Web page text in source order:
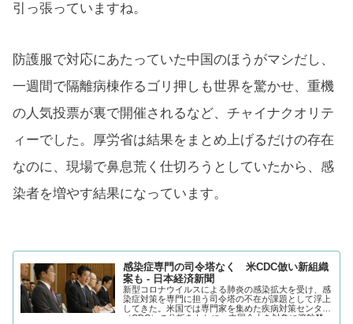
引っ張っていますね。
防護服で対応にあたっていた中国のほうがマシだし、
一週間で隔離病棟作るゴリ押しも世界を驚かせ、重機
の人気投票が裏で開催されるなど、チャイナクオリテ
ィーでした。厚労省は結果をまとめ上げるだけの存在
なのに、現場で鼻息荒く仕切ろうとしていたから、感
染者を増やす結果になっています。
感染症専門の司令塔なく 米CDC倣い新組織
案も - 日本経済新聞
新型コロナウイルスによる肺炎の感染拡大を受け、感
染症対策を専門に担う司令塔の不在が課題として浮上
してきた。米国では専門家を集めた疾病対策センター
（CDC）の分析をもとに、中国全土を対象に渡航禁